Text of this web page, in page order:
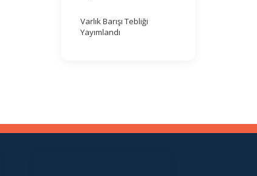
Varlık Barışı Tebliği
Yayımlandı